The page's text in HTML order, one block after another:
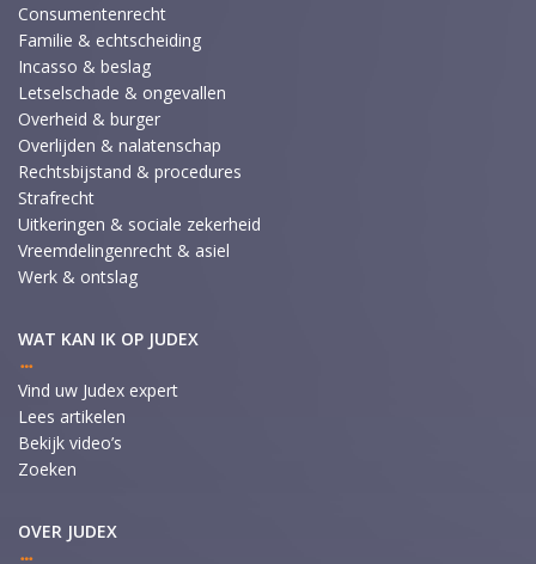
Consumentenrecht
Familie & echtscheiding
Incasso & beslag
Letselschade & ongevallen
Overheid & burger
Overlijden & nalatenschap
Rechtsbijstand & procedures
Strafrecht
Uitkeringen & sociale zekerheid
Vreemdelingenrecht & asiel
Werk & ontslag
WAT KAN IK OP JUDEX
Vind uw Judex expert
Lees artikelen
Bekijk video’s
Zoeken
OVER JUDEX